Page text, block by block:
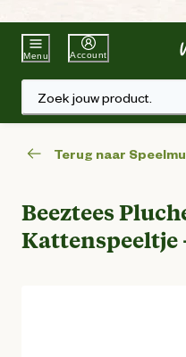
Beste
Menu Account
Zoek jouw product.
Terug naar
Beeztees
Kattenspeeltje